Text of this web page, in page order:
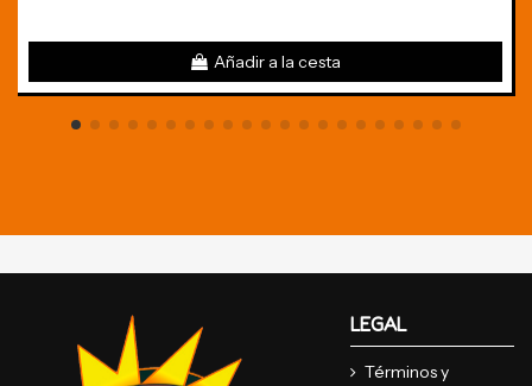
Añadir a la cesta
LEGAL
Términos y